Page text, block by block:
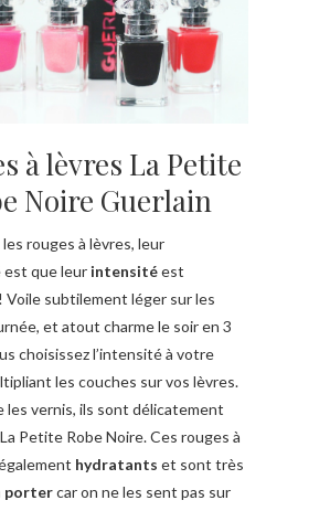
à lèvres La Petite
Noire Guerlain
rouges à lèvres, leur
que leur intensitéest
! Voile subtilement léger sur les
et atout charme le soir en 3
choisissez l’intensité à votre
les couches sur vos lèvres.
les vernis, ils sont délicatement
Petite Robe Noire. Ces rouges à
hydratants et sont très
portercar on ne les sent pas sur